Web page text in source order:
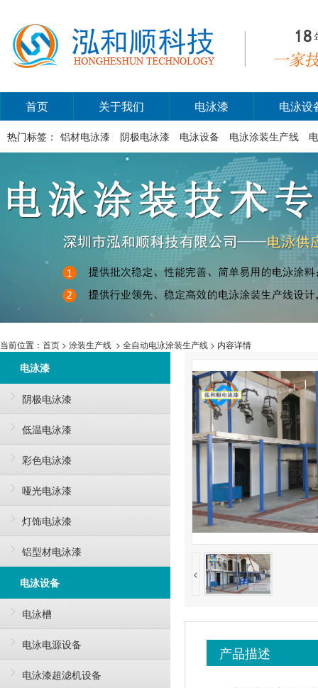
首页 关于我们 电泳漆 电泳设
热门标签： 铝材电泳漆 阴极电泳漆 电泳设备 电泳涂装生产线
当前位置： 首页 > 涂装生产线 > 全自动电泳涂装生产线 > 内容详情
电泳漆
阴极电泳漆
低温电泳漆
彩色电泳漆
哑光电泳漆
灯饰电泳漆
铝型材电泳漆
电泳设备
电泳槽
电泳电源设备
电泳漆超滤机设备
<
产品描述